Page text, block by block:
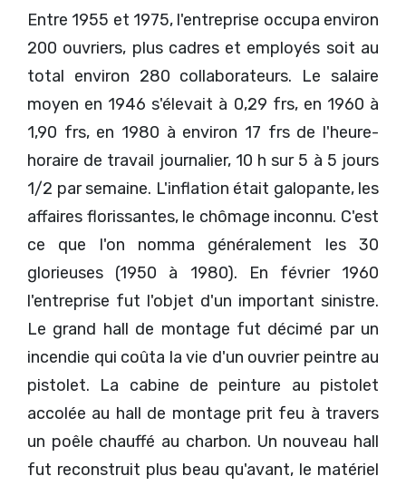
Entre 1955 et 1975, l'entreprise occupa environ
200 ouvriers, plus cadres et employés soit au
total environ 280 collaborateurs. Le salaire
moyen en 1946 s'élevait à 0,29 frs, en 1960 à
1,90 frs, en 1980 à environ 17 frs de l'heure-
horaire de travail journalier, 10 h sur 5 à 5 jours
1/2 par semaine. L'inflation était galopante, les
affaires florissantes, le chômage inconnu. C'est
ce que l'on nomma généralement les 30
glorieuses (1950 à 1980). En février 1960
l'entreprise fut l'objet d'un important sinistre.
Le grand hall de montage fut décimé par un
incendie qui coûta la vie d'un ouvrier peintre au
pistolet. La cabine de peinture au pistolet
accolée au hall de montage prit feu à travers
un poêle chauffé au charbon. Un nouveau hall
fut reconstruit plus beau qu'avant, le matériel